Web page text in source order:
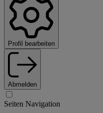
Profil bearbeiten
Abmelden
Seiten Navigation